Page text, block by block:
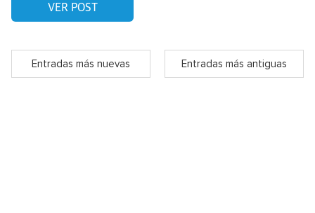
VER POST
Entradas más nuevas Entradas más antiguas